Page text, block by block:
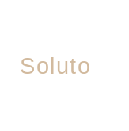
Soluto